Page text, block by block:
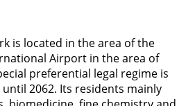
is located in the area of ​​the
Airport in the area of
preferential legal regime is
2062. Its residents mainly